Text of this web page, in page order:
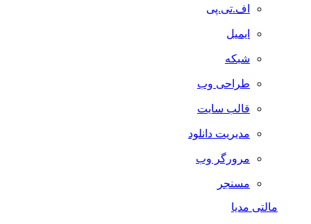
اف.تی.پی
ایمیل
شبکه
طراحی وب
قالب سایت
مدیریت دانلود
مرورگر وب
مسنجر
مالتی مدیا